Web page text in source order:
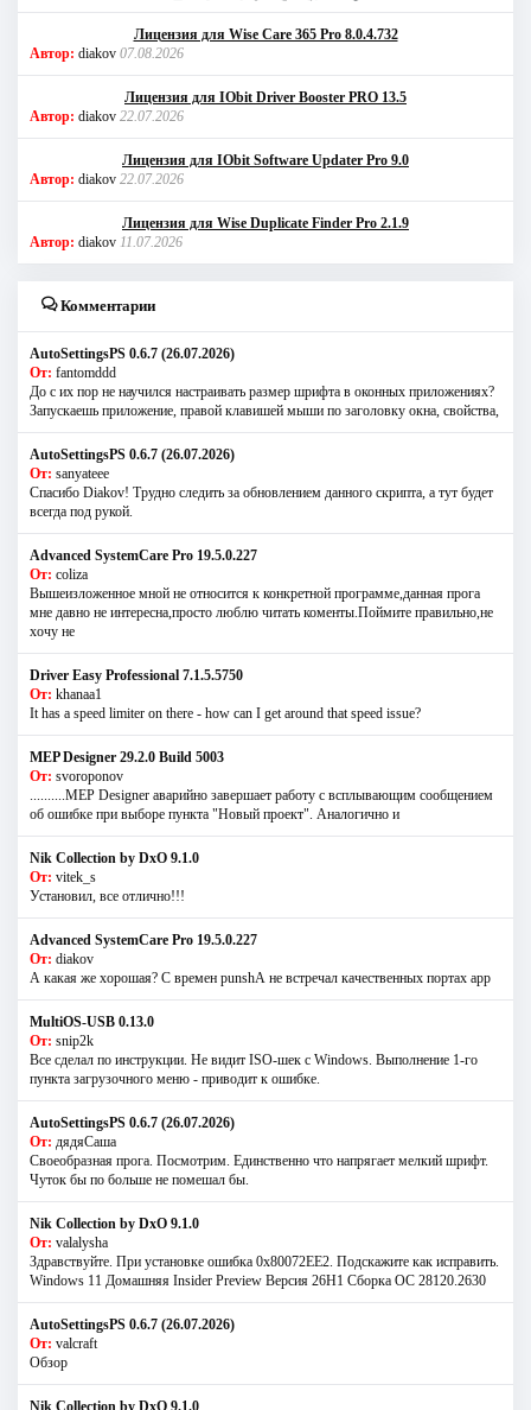
Лицензия для Wise Care 365 Pro 8.0.4.732
Автор: diakov 07.08.2026
Лицензия для IObit Driver Booster PRO 13.5
Автор: diakov 22.07.2026
Лицензия для IObit Software Updater Pro 9.0
Автор: diakov 22.07.2026
Лицензия для Wise Duplicate Finder Pro 2.1.9
Автор: diakov 11.07.2026
Комментарии
AutoSettingsPS 0.6.7 (26.07.2026)
От: fantomddd
До с их пор не научился настраивать размер шрифта в оконных приложениях?
Запускаешь приложение, правой клавишей мыши по заголовку окна, свойства,
AutoSettingsPS 0.6.7 (26.07.2026)
От: sanyateee
Спасибо Diakov! Трудно следить за обновлением данного скрипта, а тут будет
всегда под рукой.
Advanced SystemCare Pro 19.5.0.227
От: coliza
Вышеизложенное мной не относится к конкретной программе,данная прога
мне давно не интересна,просто люблю читать коменты.Поймите правильно,не
хочу не
Driver Easy Professional 7.1.5.5750
От: khanaa1
It has a speed limiter on there - how can I get around that speed issue?
MEP Designer 29.2.0 Build 5003
От: svoroponov
..........MEP Designer аварийно завершает работу с всплывающим сообщением
об ошибке при выборе пункта "Новый проект". Аналогично и
Nik Collection by DxO 9.1.0
От: vitek_s
Установил, все отлично!!!
Advanced SystemCare Pro 19.5.0.227
От: diakov
А какая же хорошая? С времен punshА не встречал качественных портах app
MultiOS-USB 0.13.0
От: snip2k
Все сделал по инструкции. Не видит ISO-шек с Windows. Выполнение 1-го
пункта загрузочного меню - приводит к ошибке.
AutoSettingsPS 0.6.7 (26.07.2026)
От: дядяСаша
Своеобразная прога. Посмотрим. Единственно что напрягает мелкий шрифт.
Чуток бы по больше не помешал бы.
Nik Collection by DxO 9.1.0
От: valalysha
Здравствуйте. При установке ошибка 0х80072EE2. Подскажите как исправить.
Windows 11 Домашняя Insider Preview Версия 26H1 Сборка ОС 28120.2630
AutoSettingsPS 0.6.7 (26.07.2026)
От: valcraft
Обзор
Nik Collection by DxO 9.1.0